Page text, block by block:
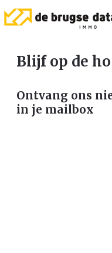
Blijf op de
Ontvang ons
in je mailbox